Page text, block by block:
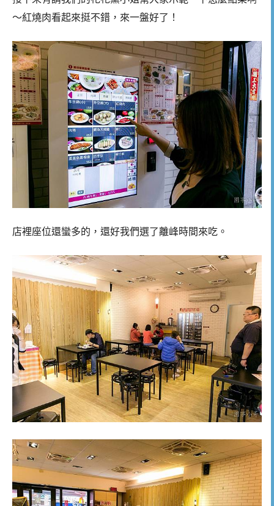
～紅燒肉看起來挺不錯，來一盤好了！
店裡座位還蠻多的，還好我們選了離峰時間來吃。